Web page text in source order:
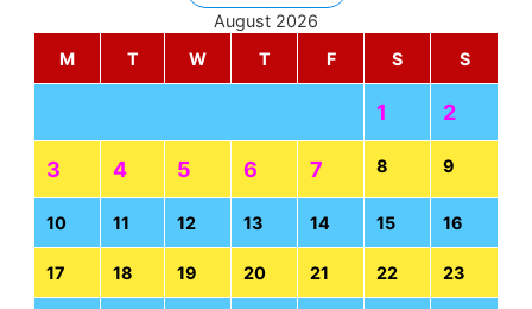
August 2026
M
T W T F S S
1 2
3 4 5 6 7 8 9
10 11 12 13 14 15 16
17 18 19 20 21 22 23